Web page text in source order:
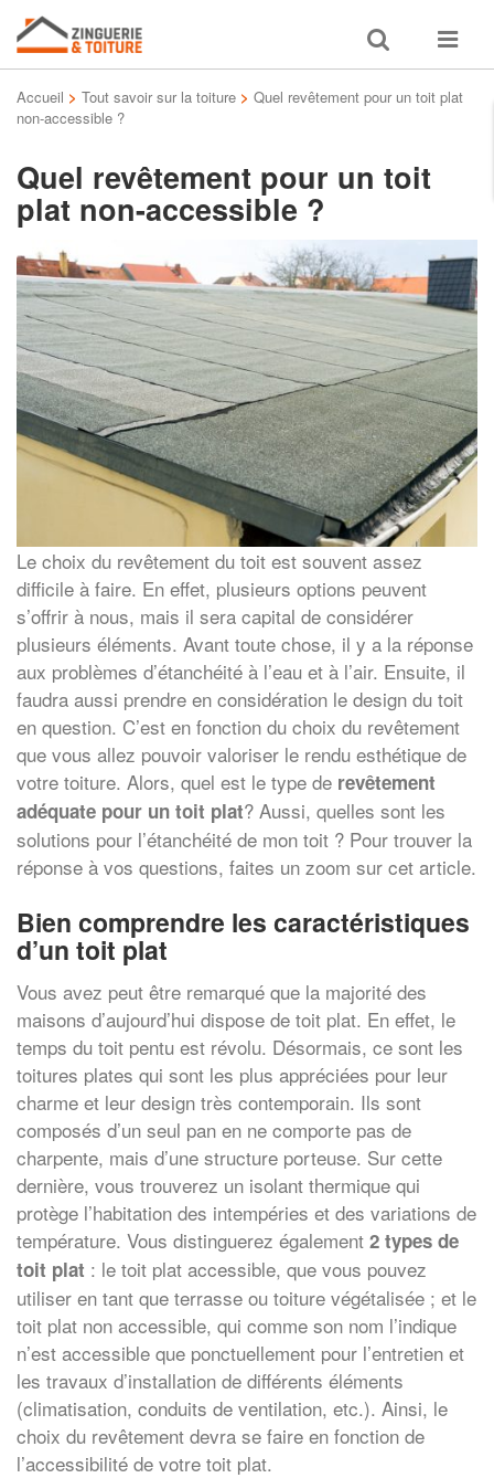
Toggle
search
Toggle
Accueil > Tout savoir sur la toiture > Quel revêtement pour un toit plat
non-accessible ?
Quel revêtement pour un toit
plat non-accessible ?
Le choix du revêtement du toit est souvent assez
difficile à faire. En effet, plusieurs options peuvent
s’offrir à nous, mais il sera capital de considérer
plusieurs éléments. Avant toute chose, il y a la réponse
aux problèmes d’étanchéité à l’eau et à l’air. Ensuite, il
faudra aussi prendre en considération le design du toit
en question. C’est en fonction du choix du revêtement
que vous allez pouvoir valoriser le rendu esthétique de
votre toiture. Alors, quel est le type de revêtement
adéquate pour un toit plat? Aussi, quelles sont les
solutions pour l’étanchéité de mon toit ? Pour trouver la
réponse à vos questions, faites un zoom sur cet article.
Bien comprendre les caractéristiques
d’un toit plat
Vous avez peut être remarqué que la majorité des
maisons d’aujourd’hui dispose de toit plat. En effet, le
temps du toit pentu est révolu. Désormais, ce sont les
toitures plates qui sont les plus appréciées pour leur
charme et leur design très contemporain. Ils sont
composés d’un seul pan en ne comporte pas de
charpente, mais d’une structure porteuse. Sur cette
dernière, vous trouverez un isolant thermique qui
protège l’habitation des intempéries et des variations de
température. Vous distinguerez également 2 types de
toit plat : le toit plat accessible, que vous pouvez
utiliser en tant que terrasse ou toiture végétalisée ; et le
toit plat non accessible, qui comme son nom l’indique
n’est accessible que ponctuellement pour l’entretien et
les travaux d’installation de différents éléments
(climatisation, conduits de ventilation, etc.). Ainsi, le
choix du revêtement devra se faire en fonction de
l’accessibilité de votre toit plat.